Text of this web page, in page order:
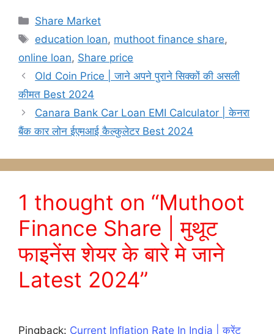
Categories
Share Market
Tags
education loan, muthoot finance share,
online loan, Share price
Old Coin Price | जाने अपने पुराने सिक्कों की असली
कीमत Best 2024
Canara Bank Car Loan EMI Calculator | केनरा
बैंक कार लोन ईएमआई कैल्कुलेटर Best 2024
1 thought on “Muthoot
Finance Share | मुथूट
फाइनेंस शेयर के बारे मे जाने
Latest 2024”
Pingback: Current Inflation Rate In India | करेंट